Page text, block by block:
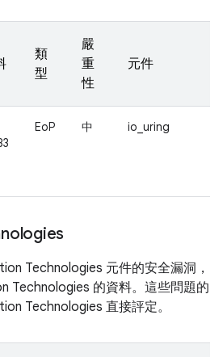
類
型
嚴
重
性
元件
EoP 中 io_uring
Technologies 元件的安全漏洞，
Technologies 的資料。這些問題的
Technologies 直接評定。